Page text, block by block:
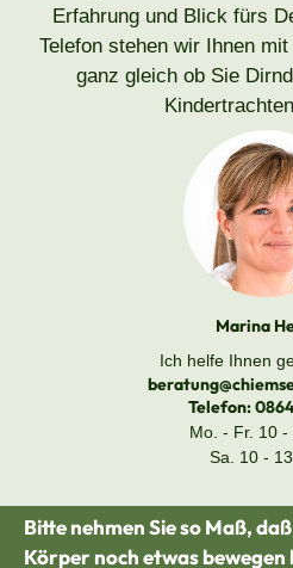
Erfahrung und Blick fürs
Telefon stehen wir Ihnen
ganz gleich ob Sie
Marina
Ich helfe Ihnen
Telefon:
Mo. - Fr. 10 -
Sa. 10 -
Bitte nehmen Sie so Maß,
Körper noch etwas bewegen